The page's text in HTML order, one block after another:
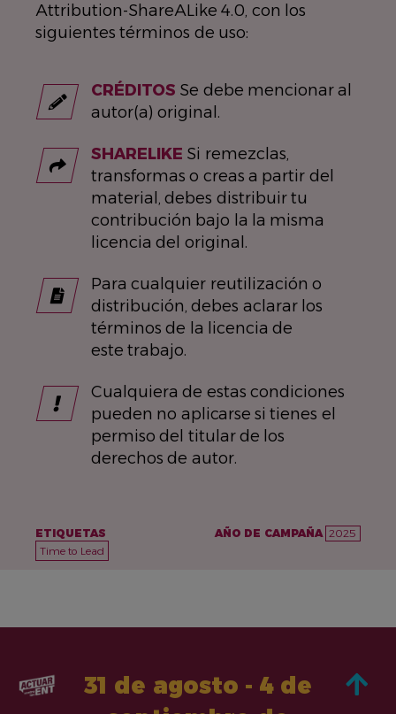
Attribution-ShareALike 4.0, con los
siguientes términos de uso:
CRÉDITOS Se debe mencionar al
autor(a) original.
SHARELIKE Si remezclas,
transformas o creas a partir del
material, debes distribuir tu
contribución bajo la la misma
licencia del original.
Para cualquier reutilización o
distribución, debes aclarar los
términos de la licencia de
este trabajo.
Cualquiera de estas condiciones
pueden no aplicarse si tienes el
permiso del titular de los
derechos de autor.
ETIQUETAS
Time to Lead
AÑO DE CAMPAÑA 2025
31 de agosto - 4 de